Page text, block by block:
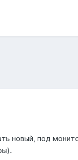
новый, под